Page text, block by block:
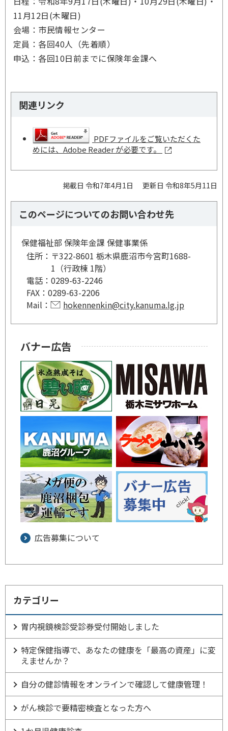
11月12日(木曜日)
会場：市民情報センター
定員：各回40人（先着順）
申込：各回10日前までに保険年金課へ
関連リンク
PDFファイルをご覧いただくた
めには、Adobe Reader が必要です。
掲載日 令和7年4月1日 更新日 令和8年5月11日
このページについてのお問い合わせ先
保健福祉部 保険年金課 保健事業係
住所： 〒322-8601 栃木県鹿沼市今宮町1688-
1（行政棟 1階）
電話： 0289-63-2246
FAX： 0289-63-2206
Mail：
hokennenkin@city.kanuma.lg.jp
バナー広告
広告募集について
カテゴリー
胃内視鏡検診受診券受付開始しました
特定保健指導で、あなたの健康を「最高の資産」に変
えませんか？
自分の健診情報をオンラインで確認して健康管理！
がん検診で要精密検査となった方へ